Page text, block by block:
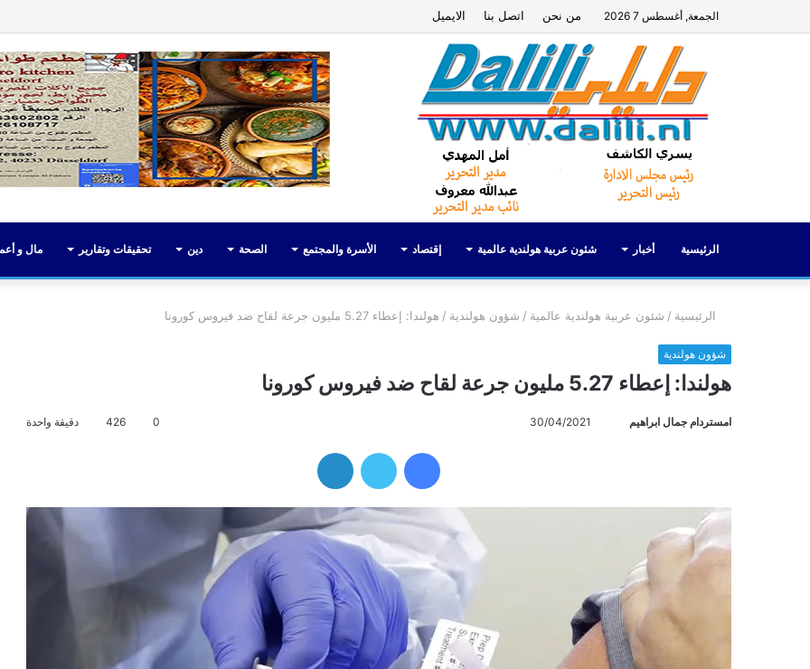
الجمعة, أغسطس 7 2026 من نحن اتصل بنا الايميل
الرئيسية أخبار شئون عربية هولندية عالمية إقتصاد الأسرة والمجتمع الصحة دين تحقيقات وتقارير مال و
الرئيسية / شئون عربية هولندية عالمية / شؤون هولندية / هولندا: إعطاء 5.27 مليون جرعة لقاح ضد فيروس كورونا
شؤون هولندية
هولندا: إعطاء 5.27 مليون جرعة لقاح ضد فيروس كورونا
امستردام جمال ابراهيم
ب
ا
إ
ل
ك
30/04/2021
0
426 دقيقة واحدة